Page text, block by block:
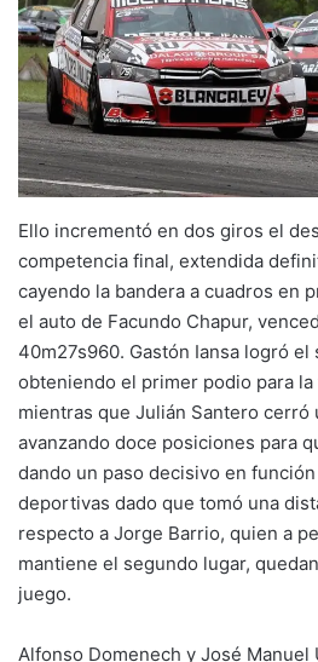
Ello incrementó en dos giros el
competencia final, extendida
cayendo la bandera a cuadros en
el auto de Facundo Chapur,
40m27s960. Gastón Iansa logró el
obteniendo el primer podio para
mientras que Julián Santero cerró
avanzando doce posiciones para
dando un paso decisivo en
deportivas dado que tomó una
respecto a Jorge Barrio, quien a
mantiene el segundo lugar,
juego.
Alfonso Domenech y José